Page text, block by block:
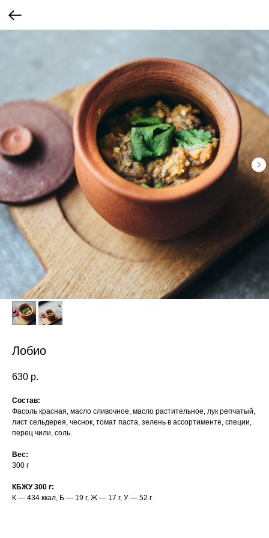
Лобио
630 р.
Состав:
Фасоль красная, масло сливочное, масло растительное, лук репчатый,
лист сельдерея, чеснок, томат паста, зелень в ассортименте, специи,
перец чили, соль.
Вес:
300 г
КБЖУ 300 г:
К — 434 ккал, Б — 19 г, Ж — 17 г, У — 52 г